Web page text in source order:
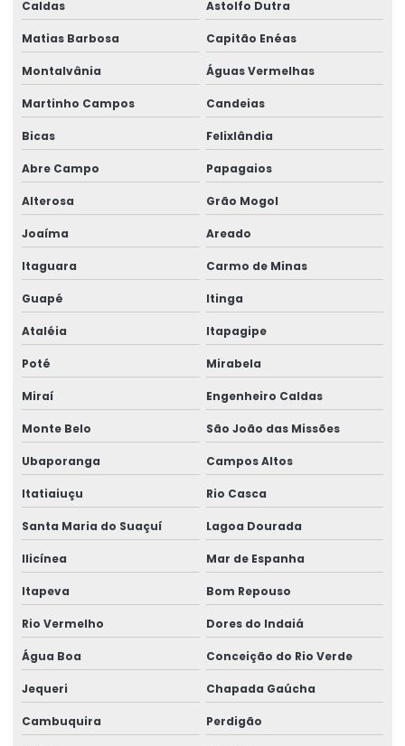
Caldas Astolfo Dutra
Matias Barbosa Capitão Enéas
Montalvânia Águas Vermelhas
Martinho Campos Candeias
Bicas Felixlândia
Abre Campo Papagaios
Alterosa Grão Mogol
Joaíma Areado
Itaguara Carmo de Minas
Guapé Itinga
Ataléia Itapagipe
Poté Mirabela
Miraí Engenheiro Caldas
Monte Belo São João das Missões
Ubaporanga Campos Altos
Itatiaiuçu Rio Casca
Santa Maria do Suaçuí Lagoa Dourada
Ilicínea Mar de Espanha
Itapeva Bom Repouso
Rio Vermelho Dores do Indaiá
Água Boa Conceição do Rio Verde
Jequeri Chapada Gaúcha
Cambuquira Perdigão